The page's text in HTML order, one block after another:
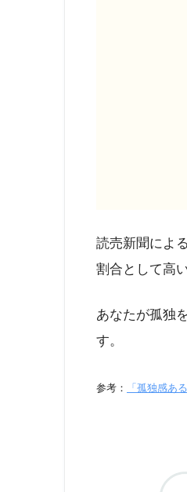
読売新聞によ
割合として高
あなたが孤独
す。
参考： 「孤独感あ